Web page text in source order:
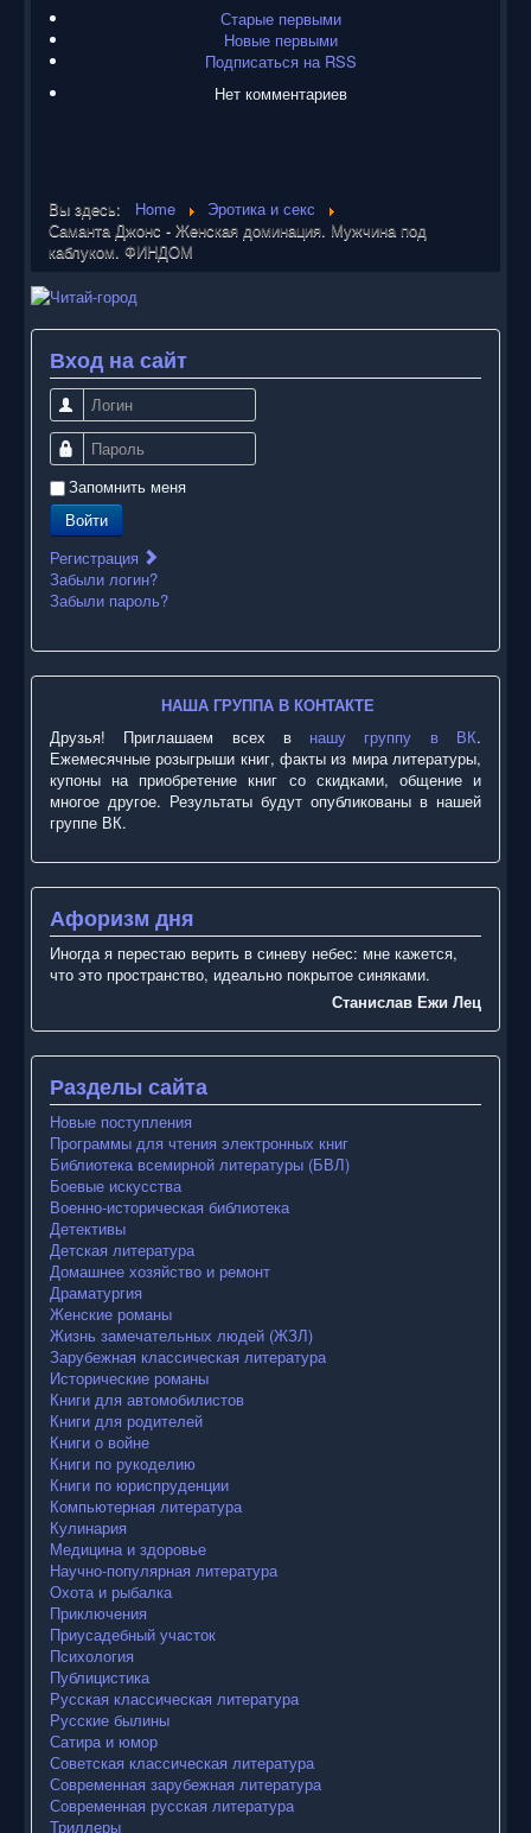
Старые первыми
Новые первыми
Подписаться на RSS
Нет комментариев
Вы здесь: Home
Эротика и секс
Саманта Джонс - Женская доминация. Мужчина под
каблуком. ФИНДОМ
Вход на сайт
Логин
Пароль
Запомнить меня
Войти
Регистрация
Забыли логин?
Забыли пароль?
НАША ГРУППА В КОНТАКТЕ
Друзья! Приглашаем всех в нашу группу в ВК.
Ежемесячные розыгрыши книг, факты из мира литературы,
купоны на приобретение книг со скидками, общение и
многое другое. Результаты будут опубликованы в нашей
группе ВК.
Афоризм дня
Иногда я перестаю верить в синеву небес: мне кажется,
что это пространство, идеально покрытое синяками.
Станислав Ежи Лец
Разделы сайта
Новые поступления
Программы для чтения электронных книг
Библиотека всемирной литературы (БВЛ)
Боевые искусства
Военно-историческая библиотека
Детективы
Детская литература
Домашнее хозяйство и ремонт
Драматургия
Женские романы
Жизнь замечательных людей (ЖЗЛ)
Зарубежная классическая литература
Исторические романы
Книги для автомобилистов
Книги для родителей
Книги о войне
Книги по рукоделию
Книги по юриспруденции
Компьютерная литература
Кулинария
Медицина и здоровье
Научно-популярная литература
Охота и рыбалка
Приключения
Приусадебный участок
Психология
Публицистика
Русская классическая литература
Русские былины
Сатира и юмор
Советская классическая литература
Современная зарубежная литература
Современная русская литература
Триллеры